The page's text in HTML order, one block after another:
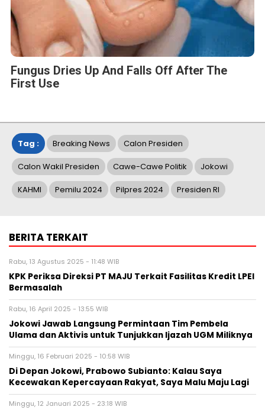
Fungus Dries Up And Falls Off After The
First Use
Tag : Breaking News Calon Presiden
Calon Wakil Presiden Cawe-Cawe Politik Jokowi
KAHMI Pemilu 2024 Pilpres 2024 Presiden RI
BERITA TERKAIT
Rabu, 13 Agustus 2025 - 11:48 WIB
KPK Periksa Direksi PT MAJU Terkait Fasilitas Kredit LPEI
Bermasalah
Rabu, 16 April 2025 - 13:55 WIB
Jokowi Jawab Langsung Permintaan Tim Pembela
Ulama dan Aktivis untuk Tunjukkan Ijazah UGM Miliknya
Minggu, 16 Februari 2025 - 10:58 WIB
Di Depan Jokowi, Prabowo Subianto: Kalau Saya
Kecewakan Kepercayaan Rakyat, Saya Malu Maju Lagi
Minggu, 12 Januari 2025 - 23:18 WIB